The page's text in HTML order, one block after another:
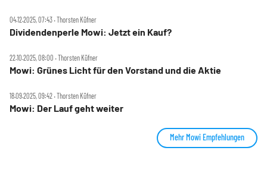
04.12.2025, 07:43 ‧ Thorsten Küfner
Dividendenperle Mowi: Jetzt ein Kauf?
22.10.2025, 08:00 ‧ Thorsten Küfner
Mowi: Grünes Licht für den Vorstand und die Aktie
18.09.2025, 09:42 ‧ Thorsten Küfner
Mowi: Der Lauf geht weiter
Mehr Mowi Empfehlungen